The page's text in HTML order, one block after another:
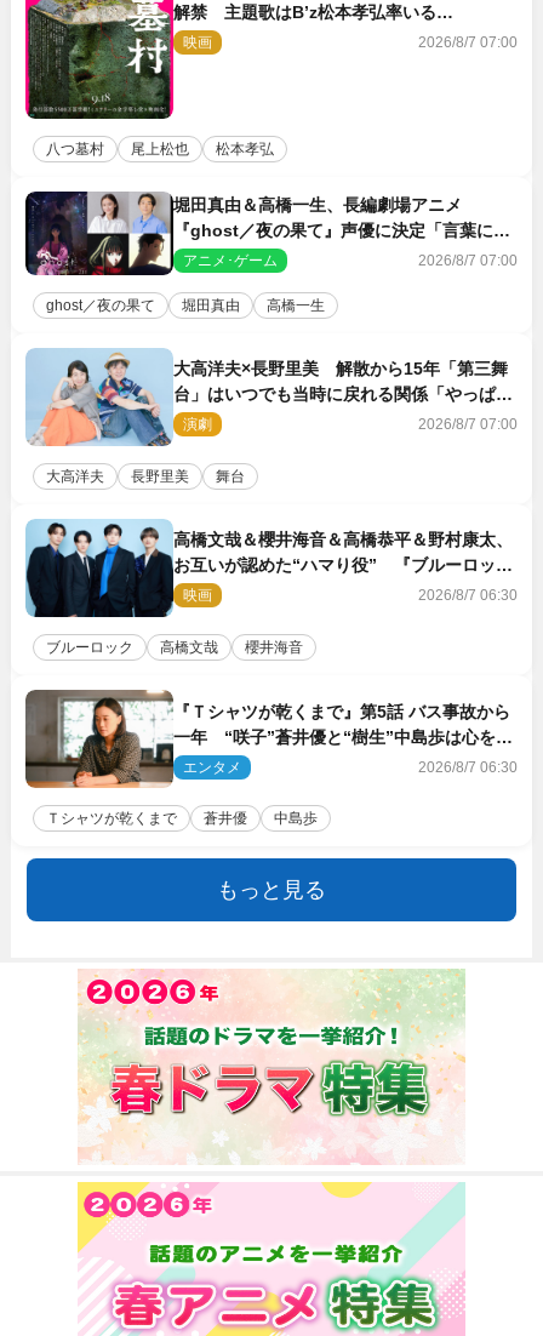
解禁 主題歌はB’z松本孝弘率いる
TMG「DOOM」に決定
映画 2026/8/7 07:00
八つ墓村 尾上松也 松本孝弘
堀田真由＆高橋一生、長編劇場アニメ
『ghost／夜の果て』声優に決定「言葉には
できない沢山の感情を思い出しました」
アニメ･ゲーム 2026/8/7 07:00
ghost／夜の果て 堀田真由 高橋一生
大高洋夫×長野里美 解散から15年「第三舞
台」はいつでも当時に戻れる関係「やっぱり
他の方たちとは違います」
演劇 2026/8/7 07:00
大高洋夫 長野里美 舞台
高橋文哉＆櫻井海音＆高橋恭平＆野村康太、
お互いが認めた“ハマり役” 『ブルーロッ
ク』で築いた最高のチームワーク
映画 2026/8/7 06:30
ブルーロック 高橋文哉 櫻井海音
『Ｔシャツが乾くまで』第5話 バス事故から
一年 “咲子”蒼井優と“樹生”中島歩は心を許
しあえる関係に
エンタメ 2026/8/7 06:30
Ｔシャツが乾くまで 蒼井優 中島歩
もっと見る